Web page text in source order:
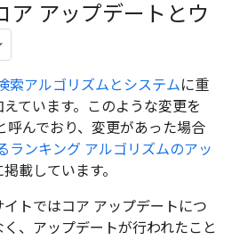
ア アップデートとウ
索アルゴリズムとシステムに重
ています。このような変更を
呼んでおり、変更があった場合
ランキング アルゴリズムのアッ
掲載しています。
トではコア アップデートにつ
、アップデートが行われたこと